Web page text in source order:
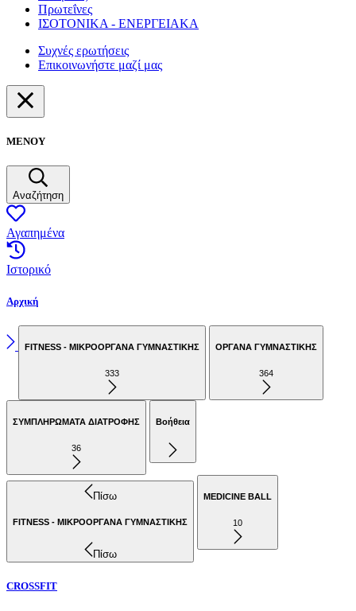
Πρωτεΐνες
ΙΣΟΤΟΝΙΚΑ - ΕΝΕΡΓΕΙΑΚΑ
Συχνές ερωτήσεις
Επικοινωνήστε μαζί μας
ΜΕΝΟΥ
Αναζήτηση
Αγαπημένα
Ιστορικό
Αρχική
FITNESS - ΜΙΚΡΟΟΡΓΑΝΑ ΓΥΜΝΑΣΤΙΚΗΣ
333
ΟΡΓΑΝΑ ΓΥΜΝΑΣΤΙΚΗΣ
364
ΣΥΜΠΛΗΡΩΜΑΤΑ ΔΙΑΤΡΟΦΗΣ
36
Βοήθεια
Πίσω
FITNESS - ΜΙΚΡΟΟΡΓΑΝΑ ΓΥΜΝΑΣΤΙΚΗΣ
Πίσω
MEDICINE BALL
10
CROSSFIT